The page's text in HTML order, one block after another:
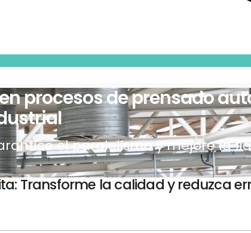
procesos de prensado
el paralelismo y mejore la
Transforme la calidad y reduzca